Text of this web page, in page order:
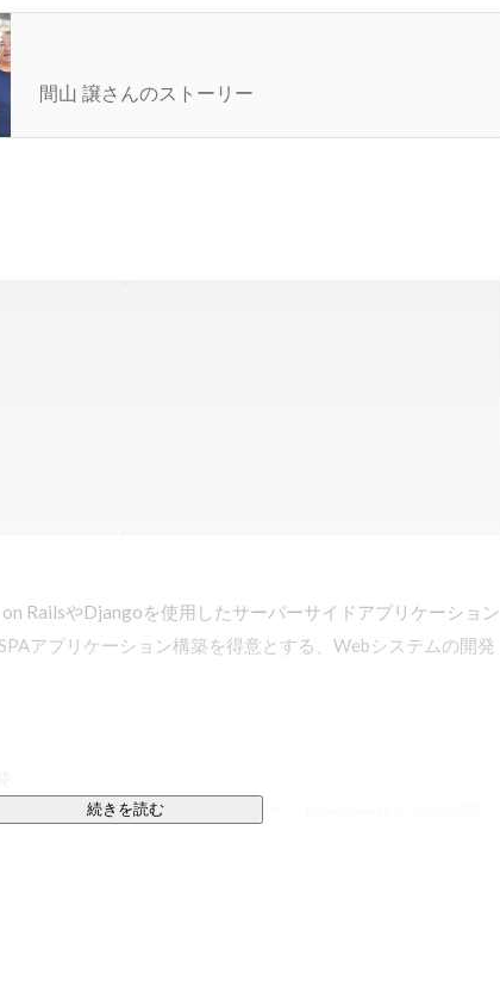
間山 譲さんのストーリー
RailsやDjangoを使用したサーバーサイドアプリケーション
アプリケーション構築を得意とする、Webシステムの開発
ームワーク、Android, iOSにおいて、サーバーサイドや外部
続きを読む